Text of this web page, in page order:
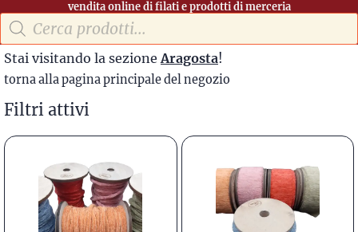
vendita online di filati e prodotti di merceria
Stai visitando la sezioneAragosta!
torna alla pagina principale del negozio
Filtri attivi